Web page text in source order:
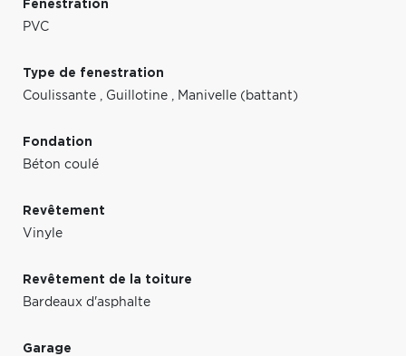
Fenestration
PVC
Type de fenestration
Coulissante , Guillotine , Manivelle (battant)
Fondation
Béton coulé
Revêtement
Vinyle
Revêtement de la toiture
Bardeaux d'asphalte
Garage